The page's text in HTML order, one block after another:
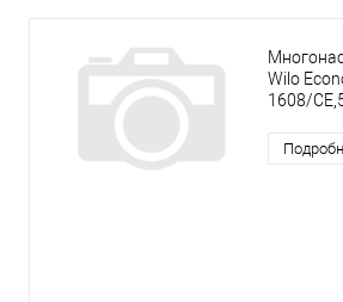
Wilo
1608/